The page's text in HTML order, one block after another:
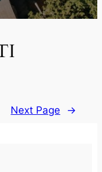
Next Page →